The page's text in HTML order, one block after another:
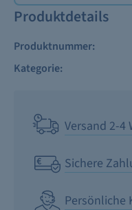
Produktdetails
Produktnummer:
Kategorie:
Versand 2-4
Sichere
Persönliche